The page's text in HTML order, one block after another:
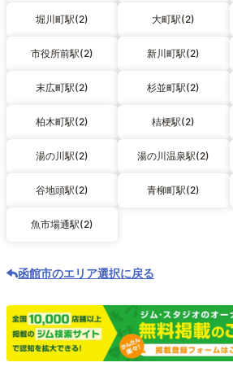
堀川町駅(2) 大町駅(2)
市役所前駅(2) 新川町駅(2)
末広町駅(2) 杉並町駅(2)
柏木町駅(2) 桔梗駅(2)
湯の川駅(2) 湯の川温泉駅(2)
谷地頭駅(2) 青柳町駅(2)
魚市場通駅(2)
函館市のエリア選択に戻る